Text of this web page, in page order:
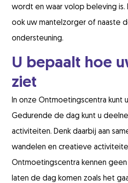
wordt en waar volop beleving is.
ook uw mantelzorger of naaste
ondersteuning.
U bepaalt hoe
ziet
In onze Ontmoetingscentra kunt
Gedurende de dag kunt u
activiteiten. Denk daarbij aan
wandelen en creatieve
Ontmoetingscentra kennen
laten de dag komen zoals het